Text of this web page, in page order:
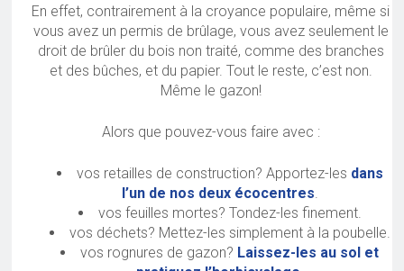
En effet, contrairement à la croyance populaire, même si
vous avez un permis de brûlage, vous avez seulement le
droit de brûler du bois non traité, comme des branches
et des bûches, et du papier. Tout le reste, c’est non.
Même le gazon!
Alors que pouvez-vous faire avec :
vos retailles de construction? Apportez-les dans
l’un de nos deux écocentres.
vos feuilles mortes? Tondez-les finement.
vos déchets? Mettez-les simplement à la poubelle.
vos rognures de gazon? Laissez-les au sol et